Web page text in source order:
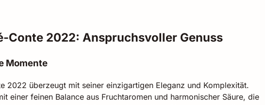
Conte 2022: Anspruchsvoller Genuss
Momente
2022 überzeugt mit seiner einzigartigen Eleganz und Komplexität.
einer feinen Balance aus Fruchtaromen und harmonischer Säure, die